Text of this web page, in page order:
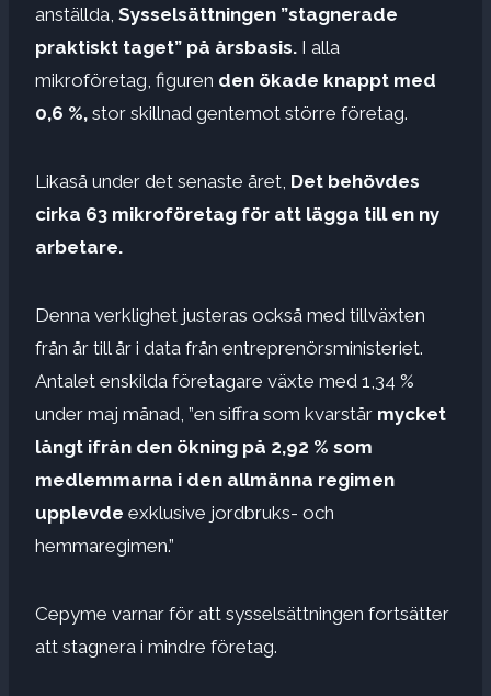
anställda, Sysselsättningen ”stagnerade
praktiskt taget” på årsbasis. I alla
mikroföretag, figuren den ökade knappt med
0,6 %, stor skillnad gentemot större företag.
Likaså under det senaste året, Det behövdes
cirka 63 mikroföretag för att lägga till en ny
arbetare.
Denna verklighet justeras också med tillväxten
från år till år i data från entreprenörsministeriet.
Antalet enskilda företagare växte med 1,34 %
under maj månad, ”en siffra som kvarstår mycket
långt ifrån den ökning på 2,92 % som
medlemmarna i den allmänna regimen
upplevde exklusive jordbruks- och
hemmaregimen.”
Cepyme varnar för att sysselsättningen fortsätter
att stagnera i mindre företag.